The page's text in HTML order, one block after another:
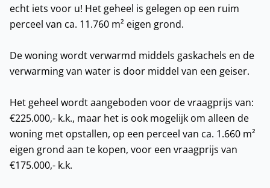
echt iets voor u! Het geheel is gelegen op een ruim
perceel van ca. 11.760 m² eigen grond.
De woning wordt verwarmd middels gaskachels en de
verwarming van water is door middel van een geiser.
Het geheel wordt aangeboden voor de vraagprijs van:
€225.000,- k.k., maar het is ook mogelijk om alleen de
woning met opstallen, op een perceel van ca. 1.660 m²
eigen grond aan te kopen, voor een vraagprijs van
€175.000,- k.k.